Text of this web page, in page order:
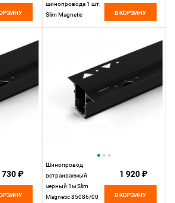
шинопровода 1 шт.
Slim Magnetic
В КОРЗИНУ
730 ₽
Шинопровод
встраиваемый
черный 1м Slim
Magnetic 85086/00
1 920 ₽
В КОРЗИНУ